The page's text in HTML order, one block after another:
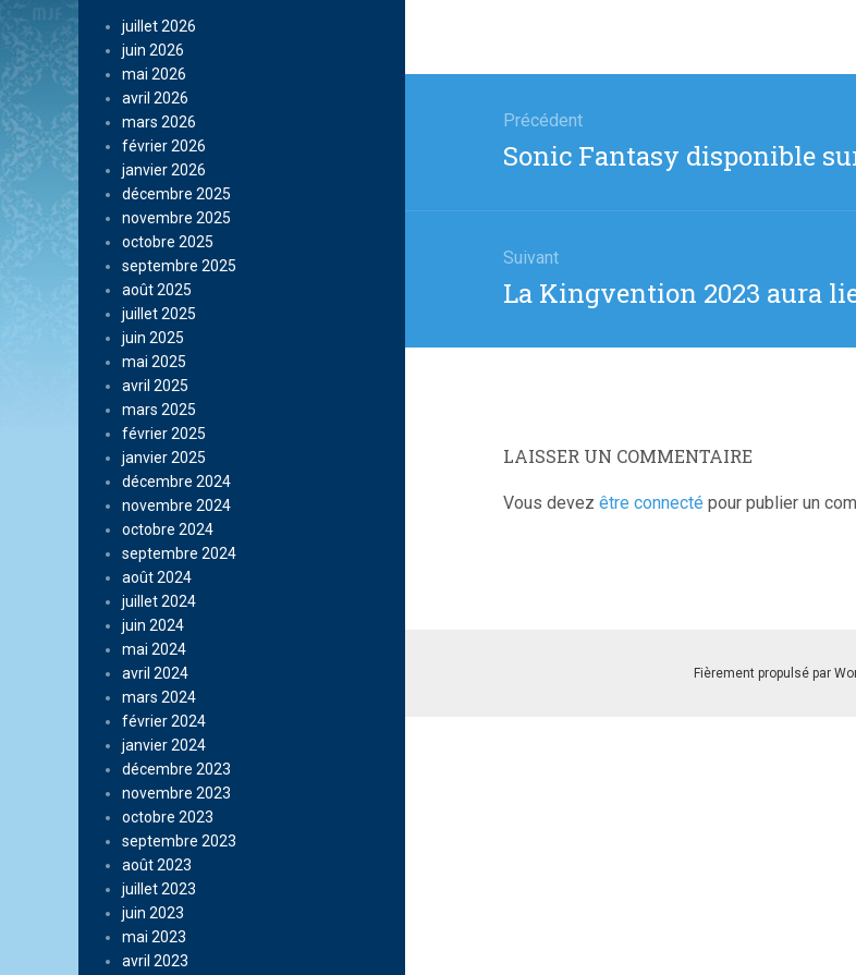
juillet 2026
juin 2026
mai 2026
avril 2026
mars 2026
février 2026
janvier 2026
décembre 2025
novembre 2025
octobre 2025
septembre 2025
août 2025
juillet 2025
juin 2025
mai 2025
avril 2025
mars 2025
février 2025
janvier 2025
décembre 2024
novembre 2024
octobre 2024
septembre 2024
août 2024
juillet 2024
juin 2024
mai 2024
avril 2024
mars 2024
février 2024
janvier 2024
décembre 2023
novembre 2023
octobre 2023
septembre 2023
août 2023
juillet 2023
juin 2023
mai 2023
avril 2023
l’article
Précédent
Article
Sonic Fantasy disponible
Suivant
Article
La Kingvention 2023 aura
LAISSER UN COMMENTAIRE
Vous devez être connecté pour publier un
Fièrement propulsé par